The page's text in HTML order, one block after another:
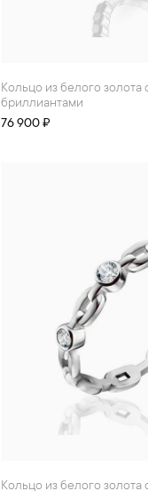
Кольцо из белого золота с гранатом и
бриллиантами
76 900 ₽
Кольцо из белого